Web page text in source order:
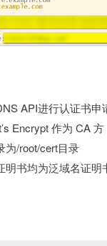
API进行认证书申
Encrypt 作为 CA 方
为/root/cert目录
明书均为泛域名证明